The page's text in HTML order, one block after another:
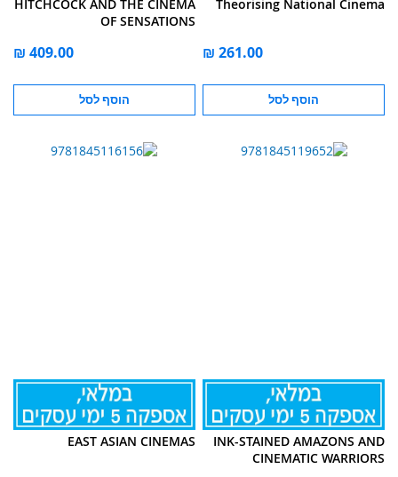
Theorising National Cinema
הוסף לסל
HITCHCOCK AND THE CINEMA
OF SENSATIONS
הוסף לסל
INK-STAINED AMAZONS AND
CINEMATIC WARRIORS
EAST ASIAN CINEMAS